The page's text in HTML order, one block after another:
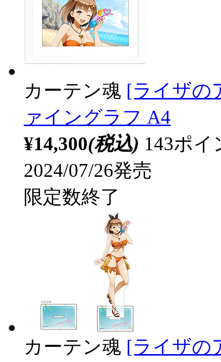
カーテン魂 [ライザの
ァイングラフ A4
¥14,300(税込) 143ポ
2024/07/26発売
限定数終了
カーテン魂 [ライザの